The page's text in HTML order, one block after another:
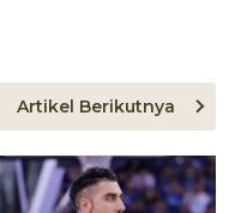
Artikel Berikutnya